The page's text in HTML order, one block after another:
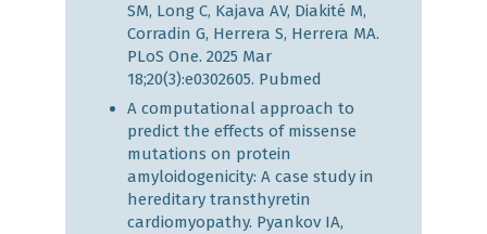
SM, Long C, Kajava AV, Diakité M,
Corradin G, Herrera S, Herrera MA.
PLoS One. 2025 Mar
18;20(3):e0302605. Pubmed
A computational approach to
predict the effects of missense
mutations on protein
amyloidogenicity: A case study in
hereditary transthyretin
cardiomyopathy. Pyankov IA,